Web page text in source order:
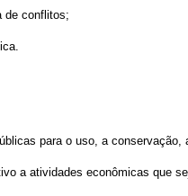
de conflitos;
para o uso, a conservação,
a atividades econômicas que